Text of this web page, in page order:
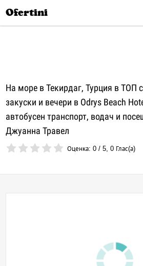
Ofertini
На море в Текирдаг, Турция в ТОП
закуски и вечери в Odrys Beach
автобусен транспорт, водач и
Джуанна Травел
Оценка:0 /5,0 Глас(а)